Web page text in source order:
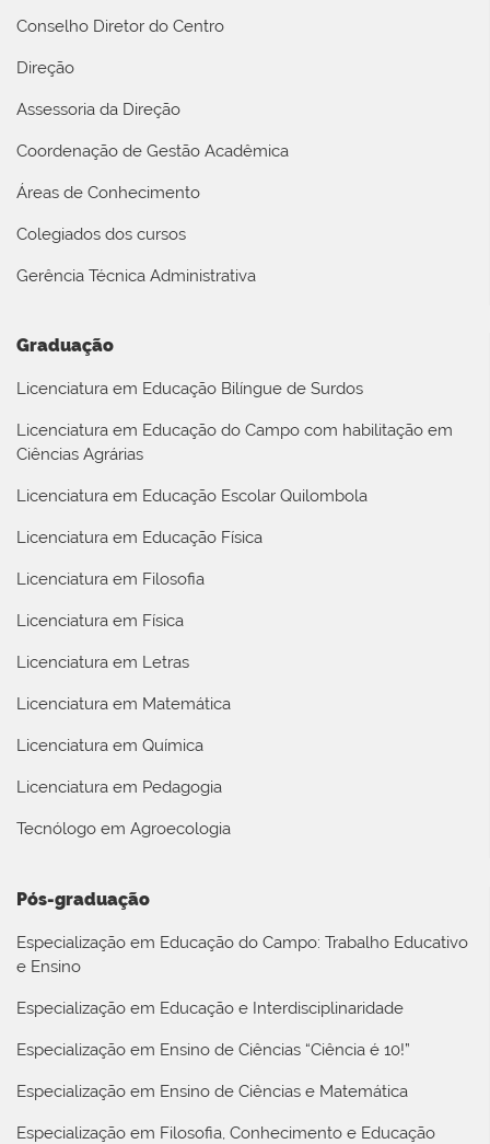
Conselho Diretor do Centro
Direção
Assessoria da Direção
Coordenação de Gestão Acadêmica
Áreas de Conhecimento
Colegiados dos cursos
Gerência Técnica Administrativa
Graduação
Licenciatura em Educação Bilíngue de Surdos
Licenciatura em Educação do Campo com habilitação em
Ciências Agrárias
Licenciatura em Educação Escolar Quilombola
Licenciatura em Educação Física
Licenciatura em Filosofia
Licenciatura em Física
Licenciatura em Letras
Licenciatura em Matemática
Licenciatura em Química
Licenciatura em Pedagogia
Tecnólogo em Agroecologia
Pós-graduação
Especialização em Educação do Campo: Trabalho Educativo
e Ensino
Especialização em Educação e Interdisciplinaridade
Especialização em Ensino de Ciências “Ciência é 10!”
Especialização em Ensino de Ciências e Matemática
Especialização em Filosofia, Conhecimento e Educação